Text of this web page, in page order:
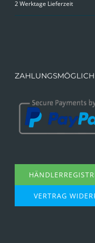
2 Werktage Lieferzeit
VERTRAG